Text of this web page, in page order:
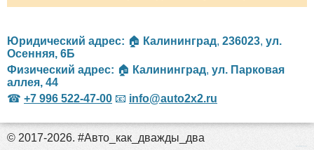
Юридический адрес: 🏠 Калининград, 236023, ул.
Осенняя, 6Б
Физический адрес: 🏠 Калининград, ул. Парковая
аллея, 44
☎ +7 996 522-47-00 📧 info@auto2x2.ru
© 2017-2026. #Авто_как_дважды_два